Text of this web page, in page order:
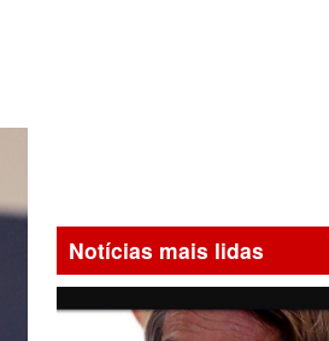
Notícias mais lidas